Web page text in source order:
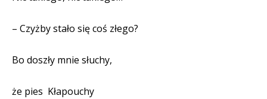
– Czyżby stało się coś złego?
Bo doszły mnie słuchy,
że pies Kłapouchy